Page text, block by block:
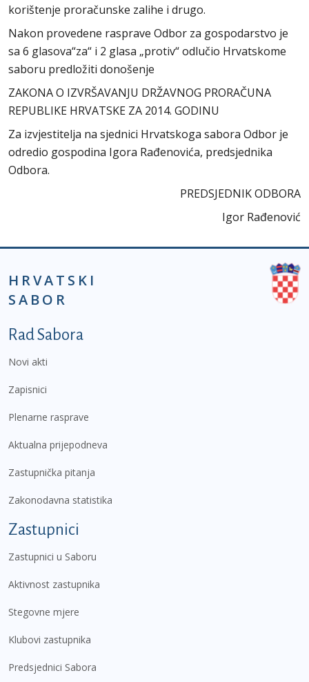
korištenje proračunske zalihe i drugo.
Nakon provedene rasprave Odbor za gospodarstvo je
sa 6 glasova“za“ i 2 glasa „protiv“ odlučio Hrvatskome
saboru predložiti donošenje
ZAKONA O IZVRŠAVANJU DRŽAVNOG PRORAČUNA
REPUBLIKE HRVATSKE ZA 2014. GODINU
Za izvjestitelja na sjednici Hrvatskoga sabora Odbor je
odredio gospodina Igora Rađenovića, predsjednika
Odbora.
PREDSJEDNIK ODBORA
Igor Rađenović
HRVATSKI
SABOR
Podnožje prvi izbornik
Rad Sabora
Novi akti
Zapisnici
Plenarne rasprave
Aktualna prijepodneva
Zastupnička pitanja
Zakonodavna statistika
Zastupnici
Zastupnici u Saboru
Aktivnost zastupnika
Stegovne mjere
Klubovi zastupnika
Predsjednici Sabora